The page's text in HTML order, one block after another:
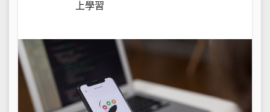
上學習